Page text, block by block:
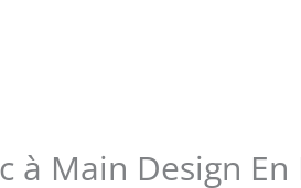
à Main Design En